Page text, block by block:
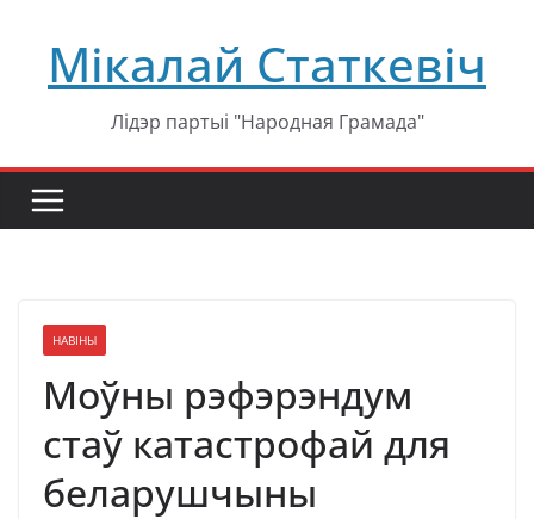
содержимому
Мікалай Статкевіч
Лідэр партыі "Народная Грамада"
НАВІНЫ
Моўны рэфэрэндум
стаў катастрофай для
беларушчыны